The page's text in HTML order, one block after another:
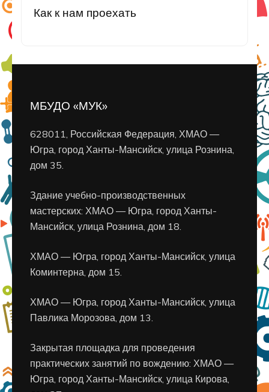
Как к нам проехать
МБУДО «МУК»
628011, Российская Федерация, ХМАО —
Югра, город Ханты-Мансийск, улица Рознина,
дом 35.
Здание учебно-производственных
мастерских: ХМАО — Югра, город Ханты-
Мансийск, улица Рознина, дом 18.
ХМАО — Югра, город Ханты-Мансийск, улица
Коминтерна, дом 15.
ХМАО — Югра, город Ханты-Мансийск, улица
Павлика Морозова, дом 13.
Закрытая площадка для проведения
практических занятий по вождению: ХМАО —
Югра, город Ханты-Мансийск, улица Кирова,